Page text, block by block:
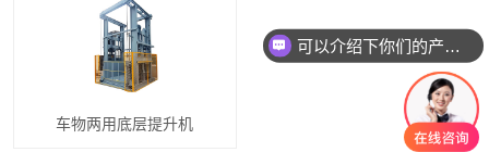
车物两用底层提升机